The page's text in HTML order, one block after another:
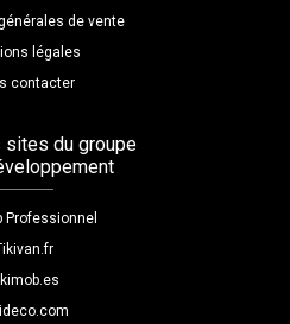
de vente
légales
contacter
sites du groupe
Professionnel